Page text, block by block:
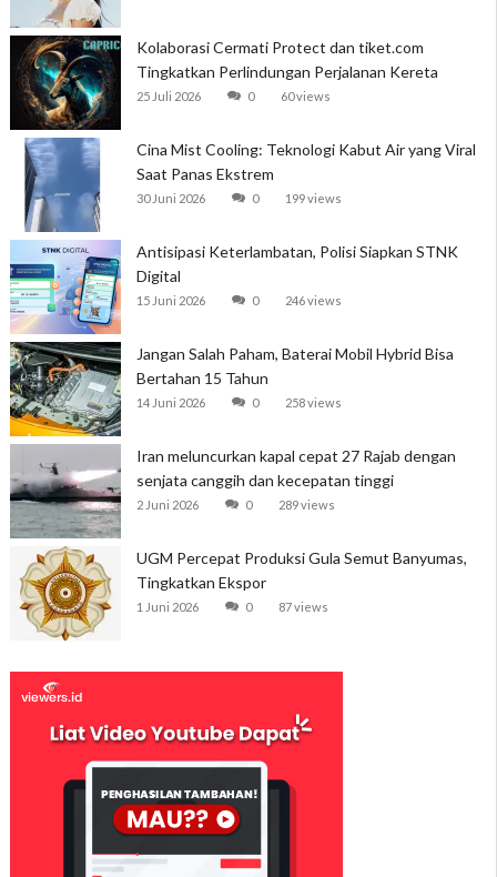
Kolaborasi Cermati Protect dan tiket.com
Tingkatkan Perlindungan Perjalanan Kereta
25 Juli 2026 0 60 views
Cina Mist Cooling: Teknologi Kabut Air yang Viral
Saat Panas Ekstrem
30 Juni 2026 0 199 views
Antisipasi Keterlambatan, Polisi Siapkan STNK
Digital
15 Juni 2026 0 246 views
Jangan Salah Paham, Baterai Mobil Hybrid Bisa
Bertahan 15 Tahun
14 Juni 2026 0 258 views
Iran meluncurkan kapal cepat 27 Rajab dengan
senjata canggih dan kecepatan tinggi
2 Juni 2026 0 289 views
UGM Percepat Produksi Gula Semut Banyumas,
Tingkatkan Ekspor
1 Juni 2026 0 87 views